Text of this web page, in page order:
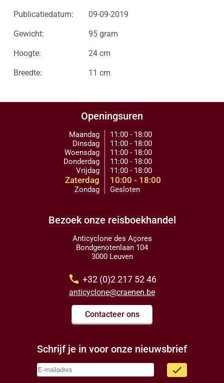
Publicatiedatum: 09-09-2019
Gewicht: 95 gram
Hoogte: 24 cm
Breedte: 11 cm
Openingsuren
Maandag
Dinsdag
Woensdag
Donderdag
Vrijdag
Zaterdag
Zondag
11:00 - 18:00
11:00 - 18:00
11:00 - 18:00
11:00 - 18:00
11:00 - 18:00
10:00 - 18:00
Gesloten
Bezoek onze reisboekhandel
Anticyclone des Açores
Bondgenotenlaan 104
3000 Leuven
call +32 (0)2 217 52 46
anticyclone@craenen.be
Contacteer ons
Schrijf je in voor onze nieuwsbrief
done